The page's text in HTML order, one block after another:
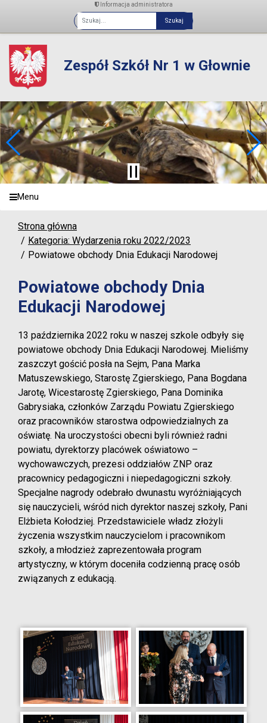
Informacja administratora
Fraza
Zespół Szkół Nr 1 w Głownie
Menu
Strona główna
Kategoria: Wydarzenia roku 2022/2023
Powiatowe obchody Dnia Edukacji Narodowej
Powiatowe obchody Dnia
Edukacji Narodowej
13 października 2022 roku w naszej szkole odbyły się
powiatowe obchody Dnia Edukacji Narodowej. Mieliśmy
zaszczyt gościć posła na Sejm, Pana Marka
Matuszewskiego, Starostę Zgierskiego, Pana Bogdana
Jarotę, Wicestarostę Zgierskiego, Pana Dominika
Gabrysiaka, członków Zarządu Powiatu Zgierskiego
oraz pracowników starostwa odpowiedzialnych za
oświatę. Na uroczystości obecni byli również radni
powiatu, dyrektorzy placówek oświatowo –
wychowawczych, prezesi oddziałów ZNP oraz
pracownicy pedagogiczni i niepedagogiczni szkoły.
Specjalne nagrody odebrało dwunastu wyróżniających
się nauczycieli, wśród nich dyrektor naszej szkoły, Pani
Elżbieta Kołodziej. Przedstawiciele władz złożyli
życzenia wszystkim nauczycielom i pracownikom
szkoły, a młodzież zaprezentowała program
artystyczny, w którym doceniła codzienną pracę osób
związanych z edukacją.